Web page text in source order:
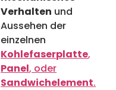
Verhalten und
Aussehen der
einzelnen
Kohlefaserplatte,
Panel, oder
Sandwichelement.